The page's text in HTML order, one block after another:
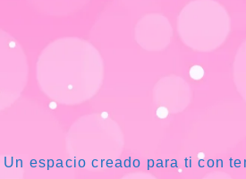
Un espacio creado para ti con